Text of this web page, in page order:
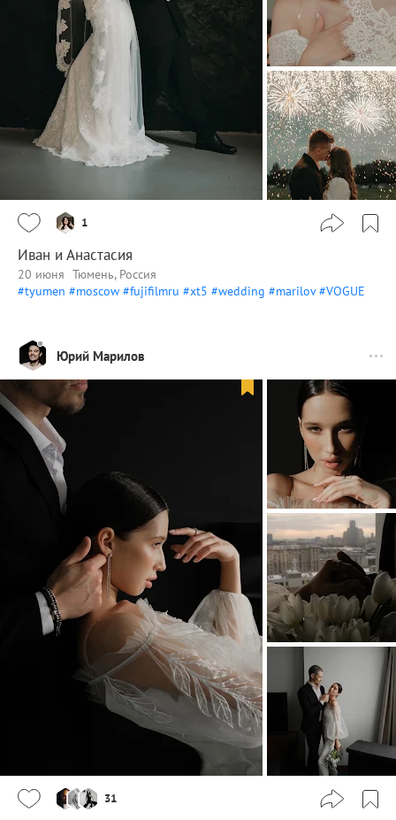
1
Иван и Анастасия
20 июня Тюмень, Россия
#tyumen #moscow #fujifilmru #xt5 #wedding #marilov #VOGUE
Юрий Марилов
31